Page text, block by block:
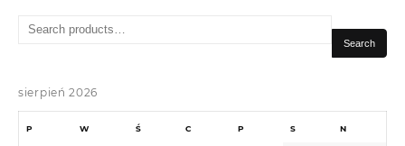
Search
Search
sierpień 2026
P W Ś C P S N